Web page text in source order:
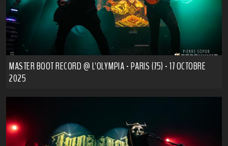
MASTER BOOT RECORD @ L'OLYMPIA - PARIS (75) - 17 OCTOBRE
2025